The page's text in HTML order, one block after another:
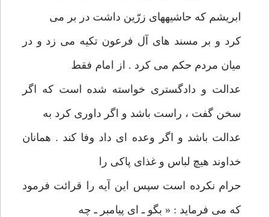
ابريشم كه حاشيههای زرّين داشت در بر می
كرد و بر مسند های آل فرعون تكيه می زد و در
ميان مردم حكم می كرد . از امام فقط
عدالت و دادگستری خواسته شده است كه اگر
سخن گفت ، راست باشد و اگر داوری كرد به
عدالت باشد و اگر وعده ای داد وفا كند . همانان
خداوند هيچ لباس و غذای پاكی را
حرام نكرده است سپس اين آيه را قرائت فرمود
كه می فرمايد : « بگو ـ ای پيامبر ـ چه